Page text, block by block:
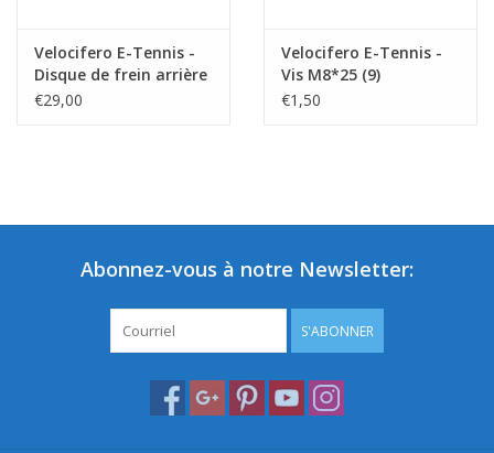
Velocifero E-Tennis -
Disque de frein arrière
(8)
€29,00
Velocifero E-Tennis -
Vis M8*25 (9)
€1,50
Abonnez-vous à notre Newsletter:
S'ABONNER